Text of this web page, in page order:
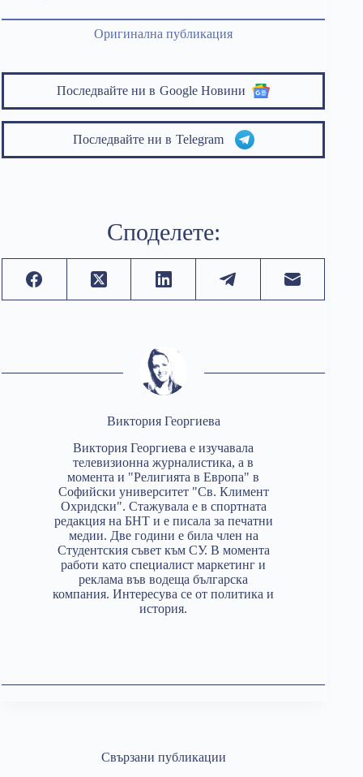
Оригинална публикация
Последвайте ни в Google Новини
Последвайте ни в Telegram
Споделете:
Виктория Георгиева
Виктория Георгиева е изучавала
телевизионна журналистика, а в
момента и "Религията в Европа" в
Софийски университет "Св. Климент
Охридски". Стажувала е в спортната
редакция на БНТ и е писала за печатни
медии. Две години е била член на
Студентския съвет към СУ. В момента
работи като специалист маркетинг и
реклама във водеща българска
компания. Интересува се от политика и
история.
Свързани публикации